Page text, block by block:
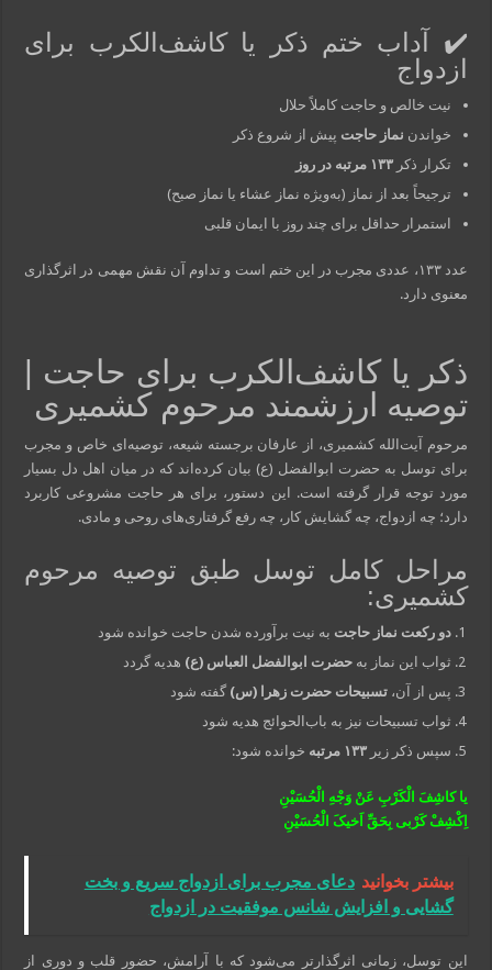
✔️ آداب ختم ذکر یا کاشف‌الکرب برای
ازدواج
نیت خالص و حاجت کاملاً حلال
خواندن نماز حاجت پیش از شروع ذکر
تکرار ذکر۱۳۳ مرتبه در روز
ترجیحاً بعد از نماز (به‌ویژه نماز عشاء یا نماز صبح)
استمرار حداقل برای چند روز با ایمان قلبی
عدد ۱۳۳، عددی مجرب در این ختم است و تداوم آن نقش مهمی در اثرگذاری
معنوی دارد.
ذکر یا کاشف‌الکرب برای حاجت |
توصیه ارزشمند مرحوم کشمیری
مرحوم آیت‌الله کشمیری، از عارفان برجسته شیعه، توصیه‌ای خاص و مجرب
برای توسل به حضرت ابوالفضل (ع) بیان کرده‌اند که در میان اهل دل بسیار
مورد توجه قرار گرفته است. این دستور، برای هر حاجت مشروعی کاربرد
دارد؛ چه ازدواج، چه گشایش کار، چه رفع گرفتاری‌های روحی و مادی.
مراحل کامل توسل طبق توصیه مرحوم
کشمیری:
دو رکعت نماز حاجت به نیت برآورده شدن حاجت خوانده شود
ثواب این نماز بهحضرت ابوالفضل العباس (ع) هدیه گردد
پس از آن،تسبیحات حضرت زهرا (س) گفته شود
ثواب تسبیحات نیز به باب‌الحوائج هدیه شود
سپس ذکر زیر۱۳۳ مرتبه خوانده شود:
یا کاشِفَ الْکَرْبِ عَنْ وَجْهِ الْحُسَیْنِ
اِکْشِفْ کَرْبى بِحَقِّ اَخیکَ الْحُسَیْنِ
بیشتر بخوانید دعای مجرب برای ازدواج سریع و بخت
گشایی و افزایش شانس موفقیت در ازدواج
این توسل، زمانی اثرگذارتر می‌شود که با آرامش، حضور قلب و دوری از